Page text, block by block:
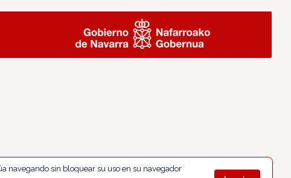
navegando sin bloquear su uso en su navegador